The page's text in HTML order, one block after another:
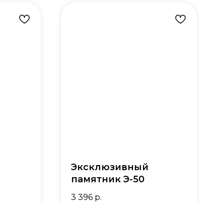
Эксклюзивный
памятник Э-50
3 396 р.